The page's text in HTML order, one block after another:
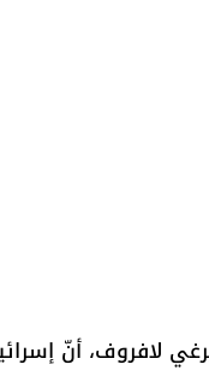
لافروف، أنّ